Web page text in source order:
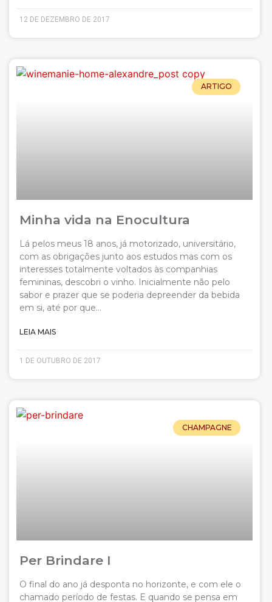
12 DE DEZEMBRO DE 2017
ARTIGO
Minha vida na Enocultura
Lá pelos meus 18 anos, já motorizado, universitário,
com as obrigações junto aos estudos mas com os
interesses totalmente voltados às companhias
femininas, descobri o vinho. Inicialmente não pelo
sabor e prazer que se poderia depreender da bebida
em si, até por que…
LEIA MAIS
1 DE OUTUBRO DE 2017
CHAMPAGNE
Per Brindare I
O final do ano já desponta no horizonte, e com ele o
chamado período de festas. E quando se pensa em